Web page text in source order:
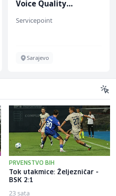
Voice Quality
Servicepoint
Sarajevo
PRVENSTVO BIH
Tok utakmice: Željezničar -
BSK 2:1
23 sata